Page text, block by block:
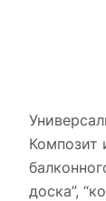
Композит
доска”,